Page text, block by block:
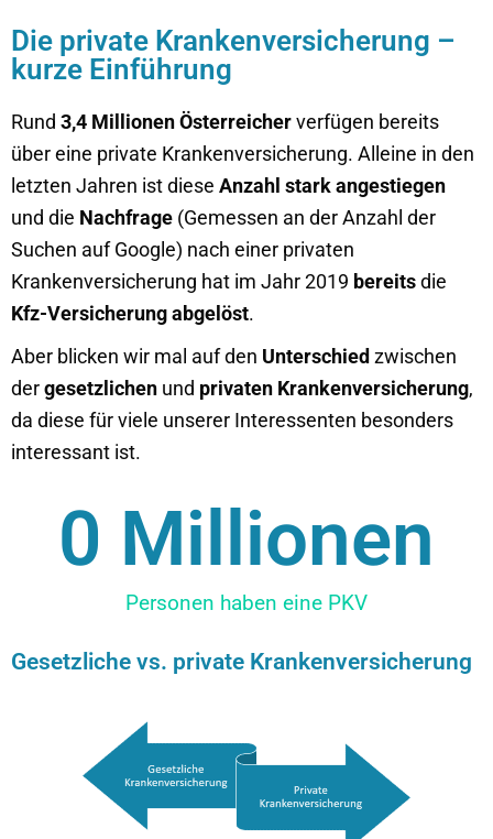
Die private Krankenversicherung –
kurze Einführung
Rund 3,4 Millionen Österreicherverfügen bereits
über eine private Krankenversicherung. Alleine in den
letzten Jahren ist diese Anzahl stark angestiegen
und die Nachfrage (Gemessen an der Anzahl der
Suchen auf Google) nach einer privaten
Krankenversicherung hat im Jahr 2019 bereitsdie
Kfz-Versicherung abgelöst.
Aber blicken wir mal auf den Unterschied zwischen
dergesetzlichen und privaten Krankenversicherung,
da diese für viele unserer Interessenten besonders
interessant ist.
Personen haben eine PKV
0 Millionen
Gesetzliche vs. private Krankenversicherung